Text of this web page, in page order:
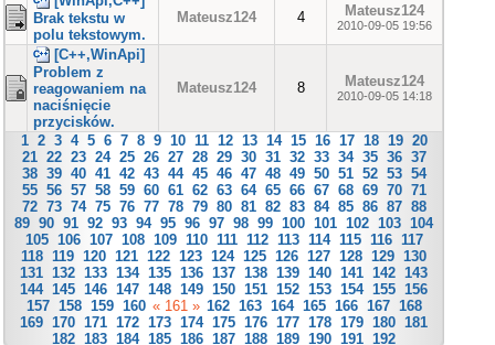
Brak tekstu w
polu tekstowym.
Mateusz124 4 Mateusz124
2010-09-05 19:56
[C++,WinApi]
Problem z
reagowaniem na
naciśnięcie
przycisków.
Mateusz124 8 Mateusz124
2010-09-05 14:18
1 2 3 4 5 6 7 8 9 10 11 12 13 14 15 16 17 18 19 20
21 22 23 24 25 26 27 28 29 30 31 32 33 34 35 36 37
38 39 40 41 42 43 44 45 46 47 48 49 50 51 52 53 54
55 56 57 58 59 60 61 62 63 64 65 66 67 68 69 70 71
72 73 74 75 76 77 78 79 80 81 82 83 84 85 86 87 88
89 90 91 92 93 94 95 96 97 98 99 100 101 102 103 104
105 106 107 108 109 110 111 112 113 114 115 116 117
118 119 120 121 122 123 124 125 126 127 128 129 130
131 132 133 134 135 136 137 138 139 140 141 142 143
144 145 146 147 148 149 150 151 152 153 154 155 156
157 158 159 160 « 161 » 162 163 164 165 166 167 168
169 170 171 172 173 174 175 176 177 178 179 180 181
182 183 184 185 186 187 188 189 190 191 192